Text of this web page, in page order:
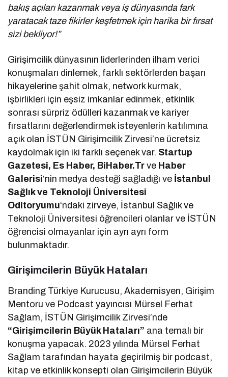
bakış açıları kazanmak veya iş dünyasında fark
yaratacak taze fikirler keşfetmek için harika bir fırsat
sizi bekliyor!”
Girişimcilik dünyasının liderlerinden ilham verici
konuşmaları dinlemek, farklı sektörlerden başarı
hikayelerine şahit olmak, network kurmak,
işbirlikleri için eşsiz imkanlar edinmek, etkinlik
sonrası sürpriz ödülleri kazanmak ve kariyer
fırsatlarını değerlendirmek isteyenlerin katılımına
açık olan İSTÜN Girişimcilik Zirvesi’ne ücretsiz
kaydolmak için iki farklı seçenek var. Startup
Gazetesi, Es Haber, BiHaber.Tr ve Haber
Galerisi‘nin medya desteği sağladığı ve İstanbul
Sağlık ve Teknoloji Üniversitesi
Oditoryumu‘ndaki zirveye, İstanbul Sağlık ve
Teknoloji Üniversitesi öğrencileri olanlar ve İSTÜN
öğrencisi olmayanlar için ayrı ayrı form
bulunmaktadır.
Girişimcilerin Büyük Hataları
Branding Türkiye Kurucusu, Akademisyen, Girişim
Mentoru ve Podcast yayıncısı Mürsel Ferhat
Sağlam, İSTÜN Girişimcilik Zirvesi’nde
“Girişimcilerin Büyük Hataları” ana temalı bir
konuşma yapacak. 2023 yılında Mürsel Ferhat
Sağlam tarafından hayata geçirilmiş bir podcast,
kitap ve etkinlik konsepti olan Girişimcilerin Büyük